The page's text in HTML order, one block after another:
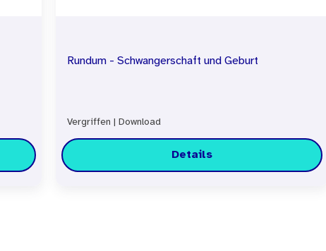
Rundum - Schwangerschaft und Geburt
Vergriffen Download
Details